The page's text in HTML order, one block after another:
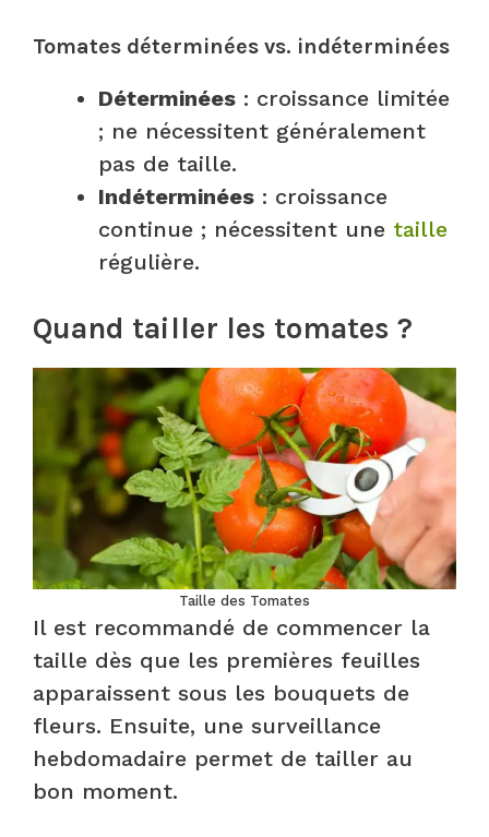
Tomates déterminées vs. indéterminées
Déterminées : croissance limitée
; ne nécessitent généralement
pas de taille.
Indéterminées : croissance
continue ; nécessitent une taille
régulière.
Quand tailler les tomates ?
Taille des Tomates
Il est recommandé de commencer la
taille dès que les premières feuilles
apparaissent sous les bouquets de
fleurs. Ensuite, une surveillance
hebdomadaire permet de tailler au
bon moment.